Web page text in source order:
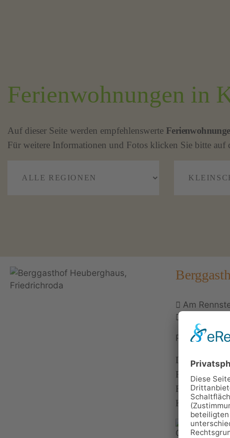
Ferienwohnungen in
Auf dieser Seite werden empfehlenswerte
Für weitere Informationen und Fotos klicken Sie bitte
Am
Personen: 16
Der
Rennsteig /
Küche.